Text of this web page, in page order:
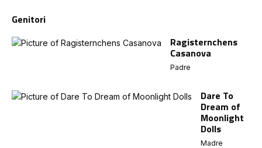
Genitori
Ragisternchens
Casanova
Padre
Dare To
Dream of
Moonlight
Dolls
Madre